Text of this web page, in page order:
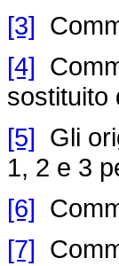
[3]
[4]
sostituito
[5] Gli
1, 2 e 3
[6]
[7]